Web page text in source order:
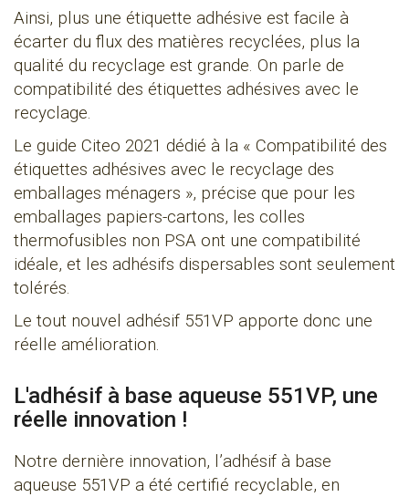
Ainsi, plus une étiquette adhésive est facile à
écarter du flux des matières recyclées, plus la
qualité du recyclage est grande. On parle de
compatibilité des étiquettes adhésives avec le
recyclage.
Le guide Citeo 2021 dédié à la « Compatibilité des
étiquettes adhésives avec le recyclage des
emballages ménagers », précise que pour les
emballages papiers-cartons, les colles
thermofusibles non PSA ont une compatibilité
idéale, et les adhésifs dispersables sont seulement
tolérés.
Le tout nouvel adhésif 551VP apporte donc une
réelle amélioration.
L'adhésif à base aqueuse 551VP, une
réelle innovation !
Notre dernière innovation, l’adhésif à base
aqueuse 551VP a été certifié recyclable, en